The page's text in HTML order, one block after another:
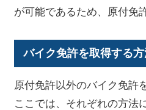
が可能であるため、原付免
バイク免許を取得する
原付免許以外のバイク免許
ここでは、それぞれの方法